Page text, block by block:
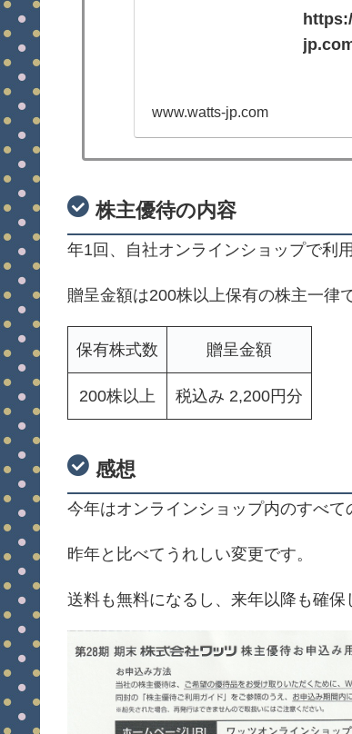
www.watts-jp.com
株主優待の内容
年1回、自社オンラインショップで利
贈呈金額は200株以上保有の株主一律
保有株式数 贈呈金額
200株以上 税込み 2,200円分
感想
今年はオンラインショップ内のすべて
昨年と比べてうれしい変更です。
送料も無料になるし、来年以降も確保